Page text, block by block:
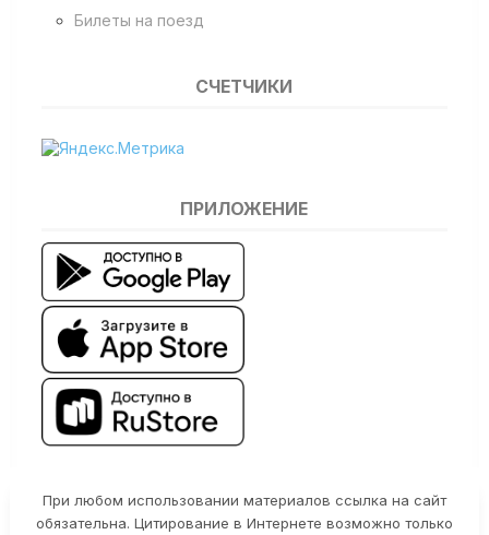
Билеты на поезд
СЧЕТЧИКИ
ПРИЛОЖЕНИЕ
При любом использовании материалов ссылка на сайт
обязательна. Цитирование в Интернете возможно только